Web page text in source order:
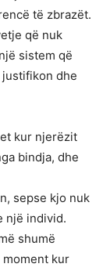
të zbrazët.
që nuk
sistem që
dhe
kur njerëzit
bindja, dhe
sepse kjo nuk
një individ.
shumë
kur